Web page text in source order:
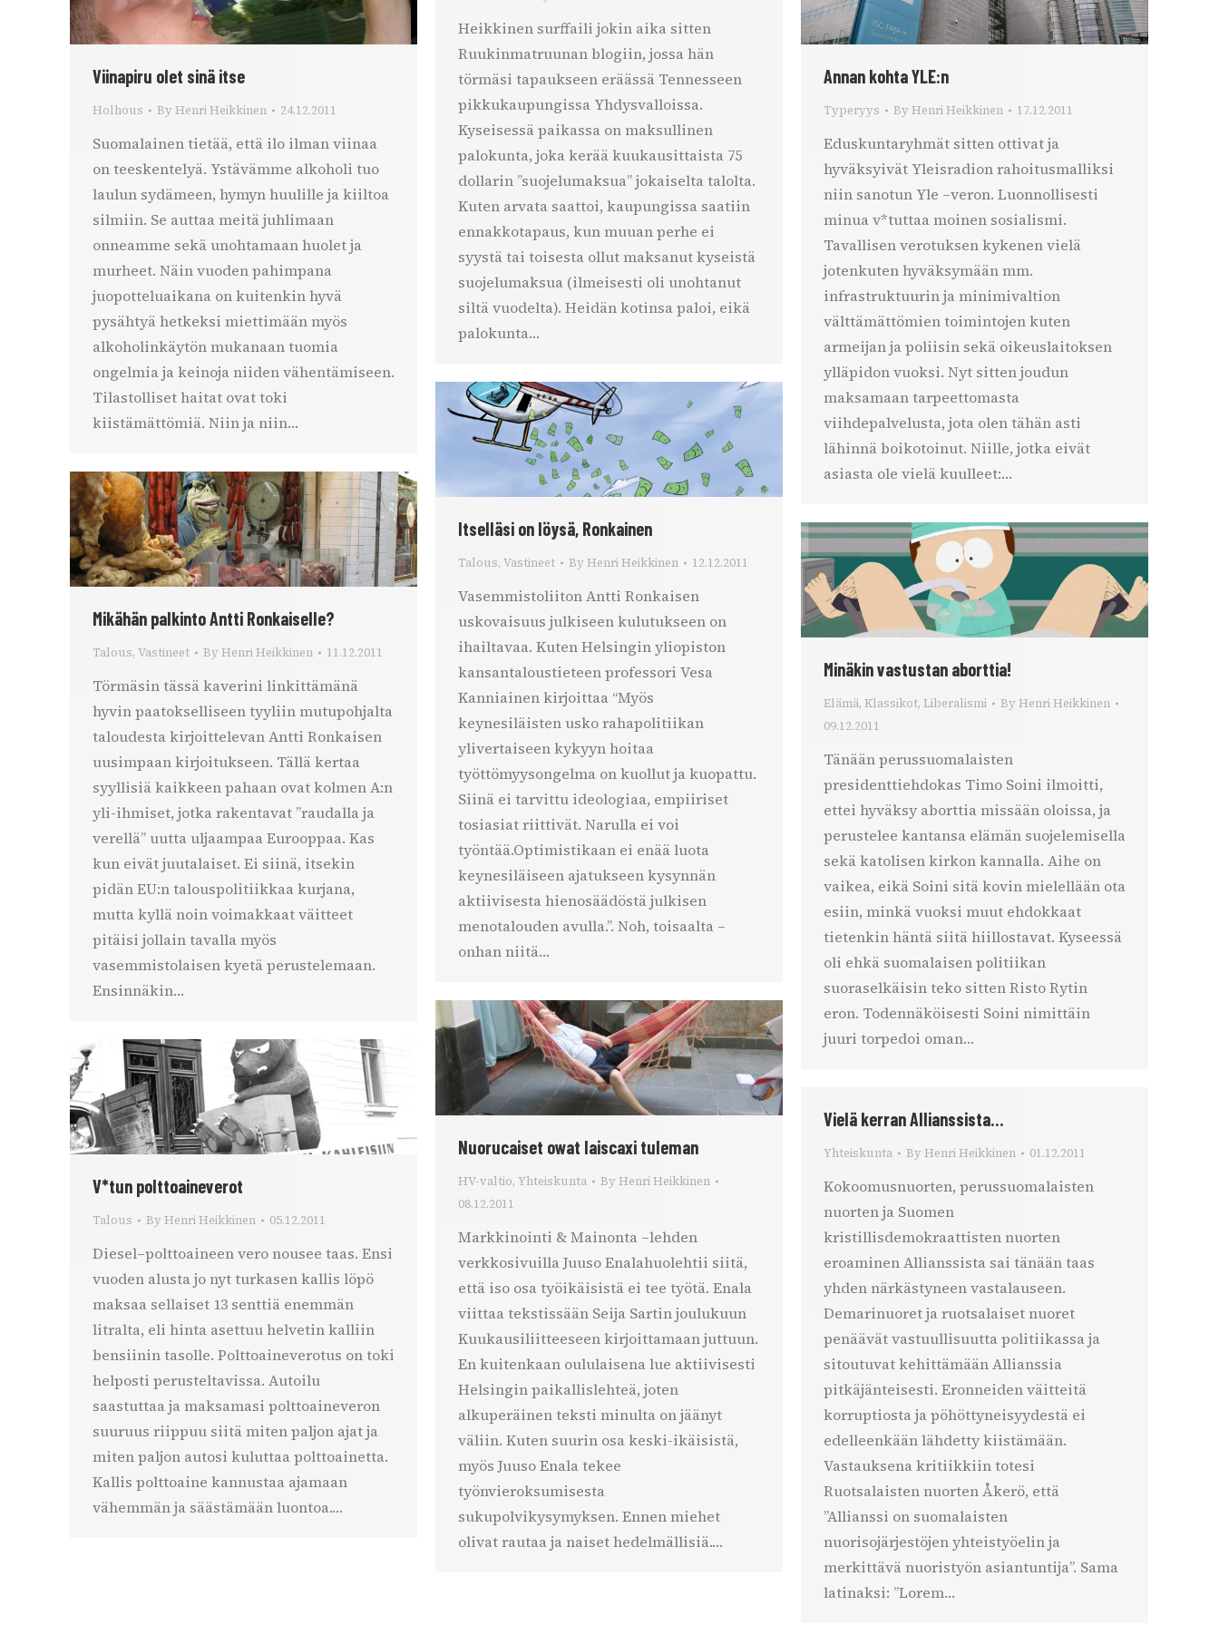
Viinapiru olet sinä itse
Holhous By Henri Heikkinen 24.12.2011
Suomalainen tietää, että ilo ilman viinaa
on teeskentelyä. Ystävämme alkoholi tuo
laulun sydämeen, hymyn huulille ja kiiltoa
silmiin. Se auttaa meitä juhlimaan
onneamme sekä unohtamaan huolet ja
murheet. Näin vuoden pahimpana
juopotteluaikana on kuitenkin hyvä
pysähtyä hetkeksi miettimään myös
alkoholinkäytön mukanaan tuomia
ongelmia ja keinoja niiden vähentämiseen.
Tilastolliset haitat ovat toki
kiistämättömiä. Niin ja niin…
Heikkinen surffaili jokin aika sitten
Ruukinmatruunan blogiin, jossa hän
törmäsi tapaukseen eräässä Tennesseen
pikkukaupungissa Yhdysvalloissa.
Kyseisessä paikassa on maksullinen
palokunta, joka kerää kuukausittaista 75
dollarin ”suojelumaksua” jokaiselta talolta.
Kuten arvata saattoi, kaupungissa saatiin
ennakkotapaus, kun muuan perhe ei
syystä tai toisesta ollut maksanut kyseistä
suojelumaksua (ilmeisesti oli unohtanut
siltä vuodelta). Heidän kotinsa paloi, eikä
palokunta…
Annan kohta YLE:n
Typeryys By Henri Heikkinen 17.12.2011
Eduskuntaryhmät sitten ottivat ja
hyväksyivät Yleisradion rahoitusmalliksi
niin sanotun Yle –veron. Luonnollisesti
minua v*tuttaa moinen sosialismi.
Tavallisen verotuksen kykenen vielä
jotenkuten hyväksymään mm.
infrastruktuurin ja minimivaltion
välttämättömien toimintojen kuten
armeijan ja poliisin sekä oikeuslaitoksen
ylläpidon vuoksi. Nyt sitten joudun
maksamaan tarpeettomasta
viihdepalvelusta, jota olen tähän asti
lähinnä boikotoinut. Niille, jotka eivät
asiasta ole vielä kuulleet:…
Itselläsi on löysä, Ronkainen
Talous, Vastineet By Henri Heikkinen 12.12.2011
Vasemmistoliiton Antti Ronkaisen
uskovaisuus julkiseen kulutukseen on
ihailtavaa. Kuten Helsingin yliopiston
kansantaloustieteen professori Vesa
Kanniainen kirjoittaa “Myös
keynesiläisten usko rahapolitiikan
ylivertaiseen kykyyn hoitaa
työttömyysongelma on kuollut ja kuopattu.
Siinä ei tarvittu ideologiaa, empiiriset
tosiasiat riittivät. Narulla ei voi
työntää.Optimistikaan ei enää luota
keynesiläiseen ajatukseen kysynnän
aktiivisesta hienosäädöstä julkisen
menotalouden avulla.”. Noh, toisaalta –
onhan niitä…
Mikähän palkinto Antti Ronkaiselle?
Talous, Vastineet By Henri Heikkinen 11.12.2011
Törmäsin tässä kaverini linkittämänä
hyvin paatokselliseen tyyliin mutupohjalta
taloudesta kirjoittelevan Antti Ronkaisen
uusimpaan kirjoitukseen. Tällä kertaa
syyllisiä kaikkeen pahaan ovat kolmen A:n
yli-ihmiset, jotka rakentavat ”raudalla ja
verellä” uutta uljaampaa Eurooppaa. Kas
kun eivät juutalaiset. Ei siinä, itsekin
pidän EU:n talouspolitiikkaa kurjana,
mutta kyllä noin voimakkaat väitteet
pitäisi jollain tavalla myös
vasemmistolaisen kyetä perustelemaan.
Ensinnäkin…
Minäkin vastustan aborttia!
Elämä, Klassikot, Liberalismi By Henri Heikkinen
09.12.2011
Tänään perussuomalaisten
presidenttiehdokas Timo Soini ilmoitti,
ettei hyväksy aborttia missään oloissa, ja
perustelee kantansa elämän suojelemisella
sekä katolisen kirkon kannalla. Aihe on
vaikea, eikä Soini sitä kovin mielellään ota
esiin, minkä vuoksi muut ehdokkaat
tietenkin häntä siitä hiillostavat. Kyseessä
oli ehkä suomalaisen politiikan
suoraselkäisin teko sitten Risto Rytin
eron. Todennäköisesti Soini nimittäin
juuri torpedoi oman…
Nuorucaiset owat laiscaxi tuleman
HV-valtio, Yhteiskunta By Henri Heikkinen
08.12.2011
Markkinointi & Mainonta –lehden
verkkosivuilla Juuso Enalahuolehtii siitä,
että iso osa työikäisistä ei tee työtä. Enala
viittaa tekstissään Seija Sartin joulukuun
Kuukausiliitteeseen kirjoittamaan juttuun.
En kuitenkaan oululaisena lue aktiivisesti
Helsingin paikallislehteä, joten
alkuperäinen teksti minulta on jäänyt
väliin. Kuten suurin osa keski-ikäisistä,
myös Juuso Enala tekee
työnvieroksumisesta
sukupolvikysymyksen. Ennen miehet
olivat rautaa ja naiset hedelmällisiä.…
V*tun polttoaineverot
Talous By Henri Heikkinen 05.12.2011
Diesel–polttoaineen vero nousee taas. Ensi
vuoden alusta jo nyt turkasen kallis löpö
maksaa sellaiset 13 senttiä enemmän
litralta, eli hinta asettuu helvetin kalliin
bensiinin tasolle. Polttoaineverotus on toki
helposti perusteltavissa. Autoilu
saastuttaa ja maksamasi polttoaineveron
suuruus riippuu siitä miten paljon ajat ja
miten paljon autosi kuluttaa polttoainetta.
Kallis polttoaine kannustaa ajamaan
vähemmän ja säästämään luontoa.…
Vielä kerran Allianssista…
Yhteiskunta By Henri Heikkinen 01.12.2011
Kokoomusnuorten, perussuomalaisten
nuorten ja Suomen
kristillisdemokraattisten nuorten
eroaminen Allianssista sai tänään taas
yhden närkästyneen vastalauseen.
Demarinuoret ja ruotsalaiset nuoret
penäävät vastuullisuutta politiikassa ja
sitoutuvat kehittämään Allianssia
pitkäjänteisesti. Eronneiden väitteitä
korruptiosta ja pöhöttyneisyydestä ei
edelleenkään lähdetty kiistämään.
Vastauksena kritiikkiin totesi
Ruotsalaisten nuorten Åkerö, että
”Allianssi on suomalaisten
nuorisojärjestöjen yhteistyöelin ja
merkittävä nuoristyön asiantuntija”. Sama
latinaksi: ”Lorem…